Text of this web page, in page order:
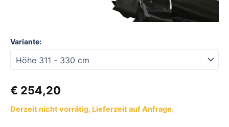
Variante:
€ 254,20
Derzeit nicht vorrätig, Lieferzeit auf Anfrage.